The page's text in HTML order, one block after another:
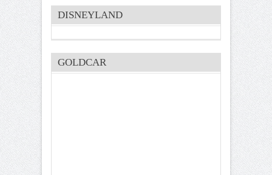
DISNEYLAND
GOLDCAR